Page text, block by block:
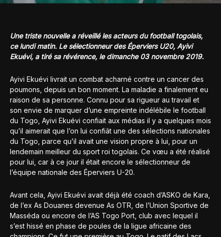
Une triste nouvelle a réveillé les acteurs du football togolais,
ce lundi matin. Le sélectionneur des Éperviers U20, Ayivi
Ekuévi, a tiré sa révérence, le dimanche 03 novembre 2019.
Ayivi Ekuévi livrait un combat acharné contre un cancer des
poumons, depuis un bon moment. La maladie a finalement eu
raison de sa personne. Connu pour sa rigueur au travail et
son envie de marquer d’une empreinte indélébile le football
du Togo, Ayivi Ekuévi confiait aux médias il y a quelques mois
qu’il aimerait que l’on lui confiât une des sélections nationales
du Togo, parce qu’il avait une vision propre à lui, pour un
lendemain meilleur du sport roi togolais. Ce vœu a été réalisé
pour lui, car à ce jour il était encore le sélectionneur de
l’équipe nationale des Éperviers U-20.
Avant cela, Ayivi Ekuévi avait déjà été coach d’ASKO de Kara,
de l’ex As Douanes devenue As OTR, de l’Union Sportive de
Masséda ou encore de l’AS Togo Port, club avec lequel il
s’est hissé en phase de poules de la ligue africaine des